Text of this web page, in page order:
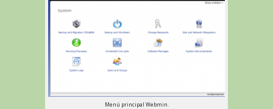
Menú principal Webmin.